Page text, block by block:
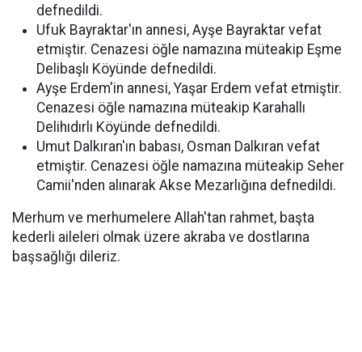
defnedildi.
Ufuk Bayraktar'ın annesi, Ayşe Bayraktar vefat
etmiştir. Cenazesi öğle namazına müteakip Eşme
Delibaşlı Köyünde defnedildi.
Ayşe Erdem'in annesi, Yaşar Erdem vefat etmiştir.
Cenazesi öğle namazına müteakip Karahallı
Delihıdırlı Köyünde defnedildi.
Umut Dalkıran'ın babası, Osman Dalkıran vefat
etmiştir. Cenazesi öğle namazına müteakip Seher
Camii'nden alınarak Akse Mezarlığına defnedildi.
Merhum ve merhumelere Allah'tan rahmet, başta
kederli aileleri olmak üzere akraba ve dostlarına
başsağlığı dileriz.